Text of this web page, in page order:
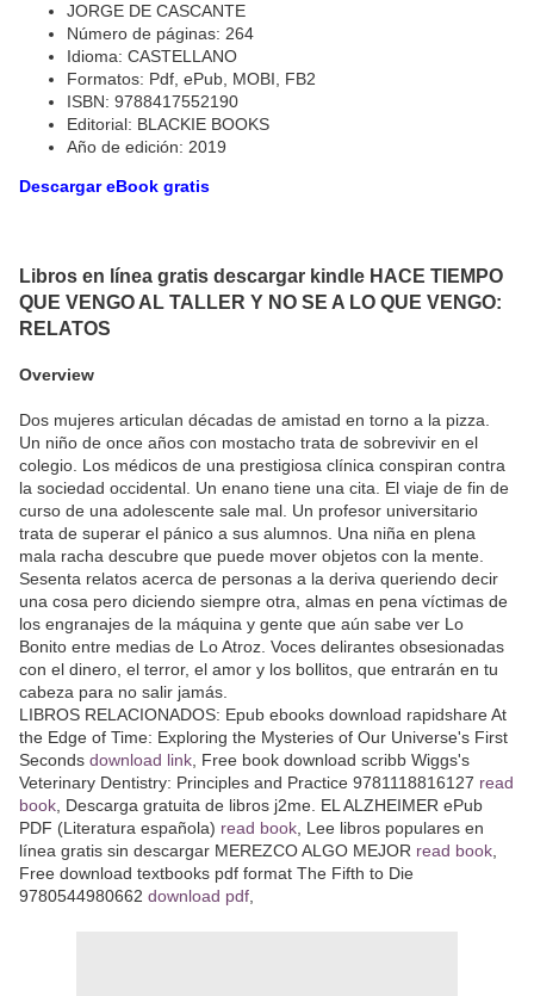
JORGE DE CASCANTE
Número de páginas: 264
Idioma: CASTELLANO
Formatos: Pdf, ePub, MOBI, FB2
ISBN: 9788417552190
Editorial: BLACKIE BOOKS
Año de edición: 2019
Descargar eBook gratis
Libros en línea gratis descargar kindle HACE TIEMPO
QUE VENGO AL TALLER Y NO SE A LO QUE VENGO:
RELATOS
Overview
Dos mujeres articulan décadas de amistad en torno a la pizza.
Un niño de once años con mostacho trata de sobrevivir en el
colegio. Los médicos de una prestigiosa clínica conspiran contra
la sociedad occidental. Un enano tiene una cita. El viaje de fin de
curso de una adolescente sale mal. Un profesor universitario
trata de superar el pánico a sus alumnos. Una niña en plena
mala racha descubre que puede mover objetos con la mente.
Sesenta relatos acerca de personas a la deriva queriendo decir
una cosa pero diciendo siempre otra, almas en pena víctimas de
los engranajes de la máquina y gente que aún sabe ver Lo
Bonito entre medias de Lo Atroz. Voces delirantes obsesionadas
con el dinero, el terror, el amor y los bollitos, que entrarán en tu
cabeza para no salir jamás.
LIBROS RELACIONADOS: Epub ebooks download rapidshare At
the Edge of Time: Exploring the Mysteries of Our Universe's First
Seconds download link , Free book download scribb Wiggs's
Veterinary Dentistry: Principles and Practice 9781118816127 read
book , Descarga gratuita de libros j2me. EL ALZHEIMER ePub
PDF (Literatura española) read book , Lee libros populares en
línea gratis sin descargar MEREZCO ALGO MEJOR read book
Free download textbooks pdf format The Fifth to Die
9780544980662 download pdf